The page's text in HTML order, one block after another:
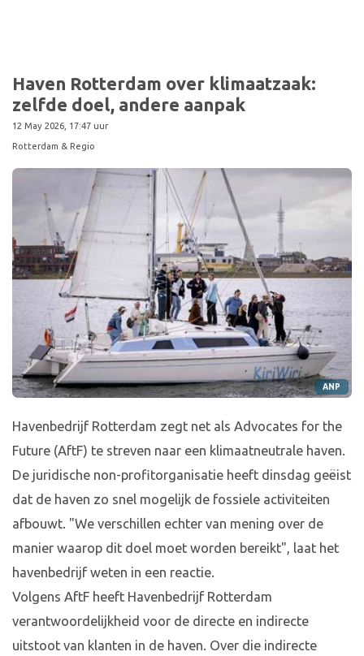
Haven Rotterdam over klimaatzaak:
zelfde doel, andere aanpak
12 May 2026, 17:47 uur
Rotterdam & Regio
ANP
Havenbedrijf Rotterdam zegt net als Advocates for the
Future (AftF) te streven naar een klimaatneutrale haven.
De juridische non-profitorganisatie heeft dinsdag geëist
dat de haven zo snel mogelijk de fossiele activiteiten
afbouwt. "We verschillen echter van mening over de
manier waarop dit doel moet worden bereikt", laat het
havenbedrijf weten in een reactie.
Volgens AftF heeft Havenbedrijf Rotterdam
verantwoordelijkheid voor de directe en indirecte
uitstoot van klanten in de haven. Over die indirecte